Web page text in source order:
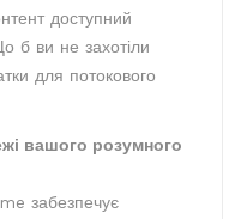
доступний
б ви не захотіли
для потокового
вашого розумного
забезпечує